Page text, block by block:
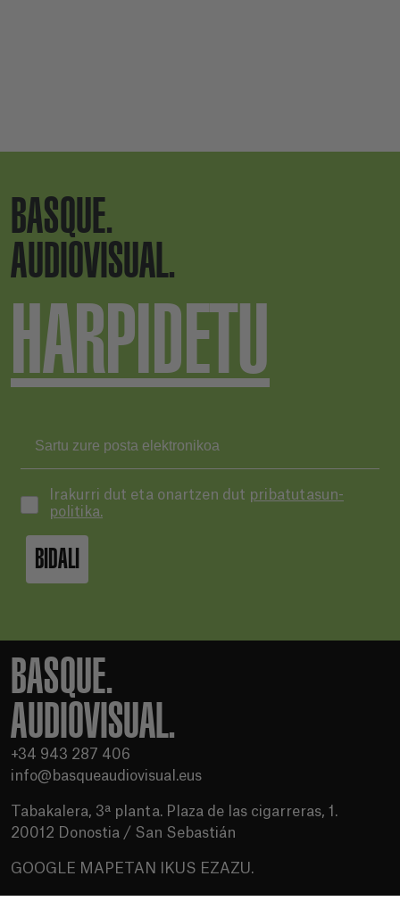
BASQUE.
AUDIOVISUAL.
HARPIDETU
Irakurri dut eta onartzen dut pribatutasun-
politika.
BIDALI
BASQUE.
AUDIOVISUAL.
+34 943 287 406
info@basqueaudiovisual.eus
Tabakalera, 3ª planta. Plaza de las cigarreras, 1.
20012 Donostia / San Sebastián
GOOGLE MAPETAN IKUS EZAZU.